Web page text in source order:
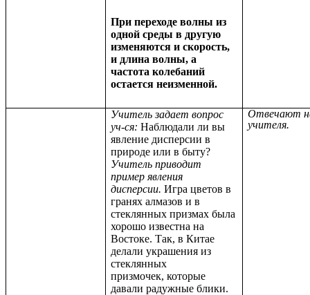
При переходе волны из
одной среды в другую
изменяются и скорость,
и длина волны, а
частота колебаний
остается неизменной.
Учитель задает вопрос
уч-ся: Наблюдали ли вы
явление дисперсии в
природе или в быту?
Учитель приводит
пример явления
дисперсии. Игра цветов в
гранях алмазов и в
стеклянных призмах была
хорошо известна на
Востоке. Так, в Китае
делали украшения из
стеклянных
призмочек, которые
давали радужные блики.
Отвечают
учителя.